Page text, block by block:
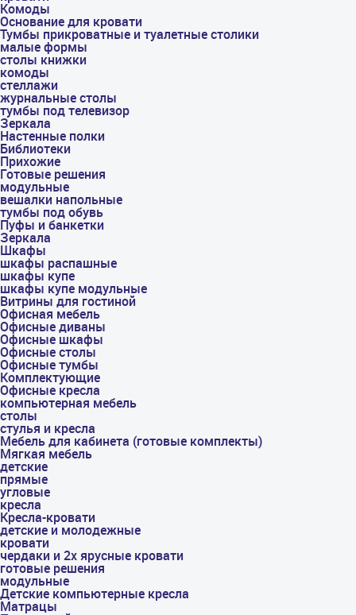
Комоды
Основание для кровати
Тумбы прикроватные и туалетные столики
малые формы
столы книжки
комоды
стеллажи
журнальные столы
тумбы под телевизор
Зеркала
Настенные полки
Библиотеки
Прихожие
Готовые решения
модульные
вешалки напольные
тумбы под обувь
Пуфы и банкетки
Зеркала
Шкафы
шкафы распашные
шкафы купе
шкафы купе модульные
Витрины для гостиной
Офисная мебель
Офисные диваны
Офисные шкафы
Офисные столы
Офисные тумбы
Комплектующие
Офисные кресла
компьютерная мебель
столы
стулья и кресла
Мебель для кабинета (готовые комплекты)
Мягкая мебель
детские
прямые
угловые
кресла
Кресла-кровати
детские и молодежные
кровати
чердаки и 2х ярусные кровати
готовые решения
модульные
Детские компьютерные кресла
Матрацы